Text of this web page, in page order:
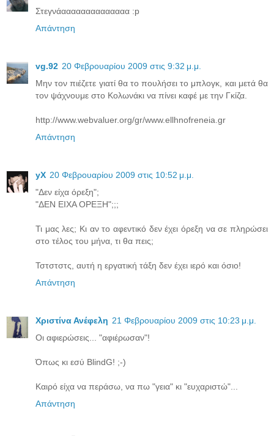
Στεγνάαααααααααααααα :p
Απάντηση
vg.92 20 Φεβρουαρίου 2009 στις 9:32 μ.μ.
Μην τον πιέζετε γιατί θα το πουλήσει το μπλογκ, και μετά θα
τον ψάχνουμε στο Κολωνάκι να πίνει καφέ με την Γκίζα.
http://www.webvaluer.org/gr/www.ellhnofreneia.gr
Απάντηση
yX 20 Φεβρουαρίου 2009 στις 10:52 μ.μ.
"Δεν είχα όρεξη";
"ΔΕΝ ΕΙΧΑ ΟΡΕΞΗ";;;
Τι μας λες; Κι αν το αφεντικό δεν έχει όρεξη να σε πληρώσει
στο τέλος του μήνα, τι θα πεις;
Τστστστς, αυτή η εργατική τάξη δεν έχει ιερό και όσιο!
Απάντηση
Χριστίνα Ανέφελη 21 Φεβρουαρίου 2009 στις 10:23 μ.μ.
Οι αφιερώσεις... "αφιέρωσαν"!
Όπως κι εσύ BlindG! ;-)
Καιρό είχα να περάσω, να πω "γεια" κι "ευχαριστώ"...
Απάντηση